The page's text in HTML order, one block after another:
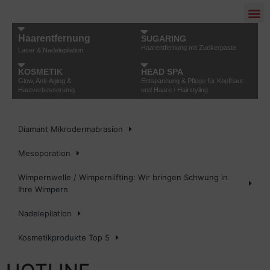
Stefanie
„Ich fühle mich hier sehr gut aufgehoben. Es wird sehr
viel Wert auf Hygiene gelegt. Ein gutes Ambiente.“
Haarentfernung
Laser & Nadelepilation
SUGARING
Haarentfernung mit Zuckerpaste
KOSMETIK
Glow, Anti-Aging &
Hautverbesserumg
HEAD SPA
Entspannung & Pflege für Kopfhaut
und Haare / Hairstyling
Diamant Mikrodermabrasion
Mesoporation
Wimpernwelle / Wimpernlifting: Wir bringen Schwung in
Ihre Wimpern​
Nadelepilation
Kosmetikprodukte Top 5